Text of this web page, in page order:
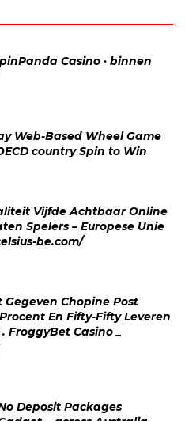
Casino · binnen
Web-Based Wheel Game
country Spin to Win
Vijfde Achtbaar Online
Spelers – Europese Unie
be.com/
Chopine Post
En Fifty-Fifty Leveren
Casino _
Deposit Packages